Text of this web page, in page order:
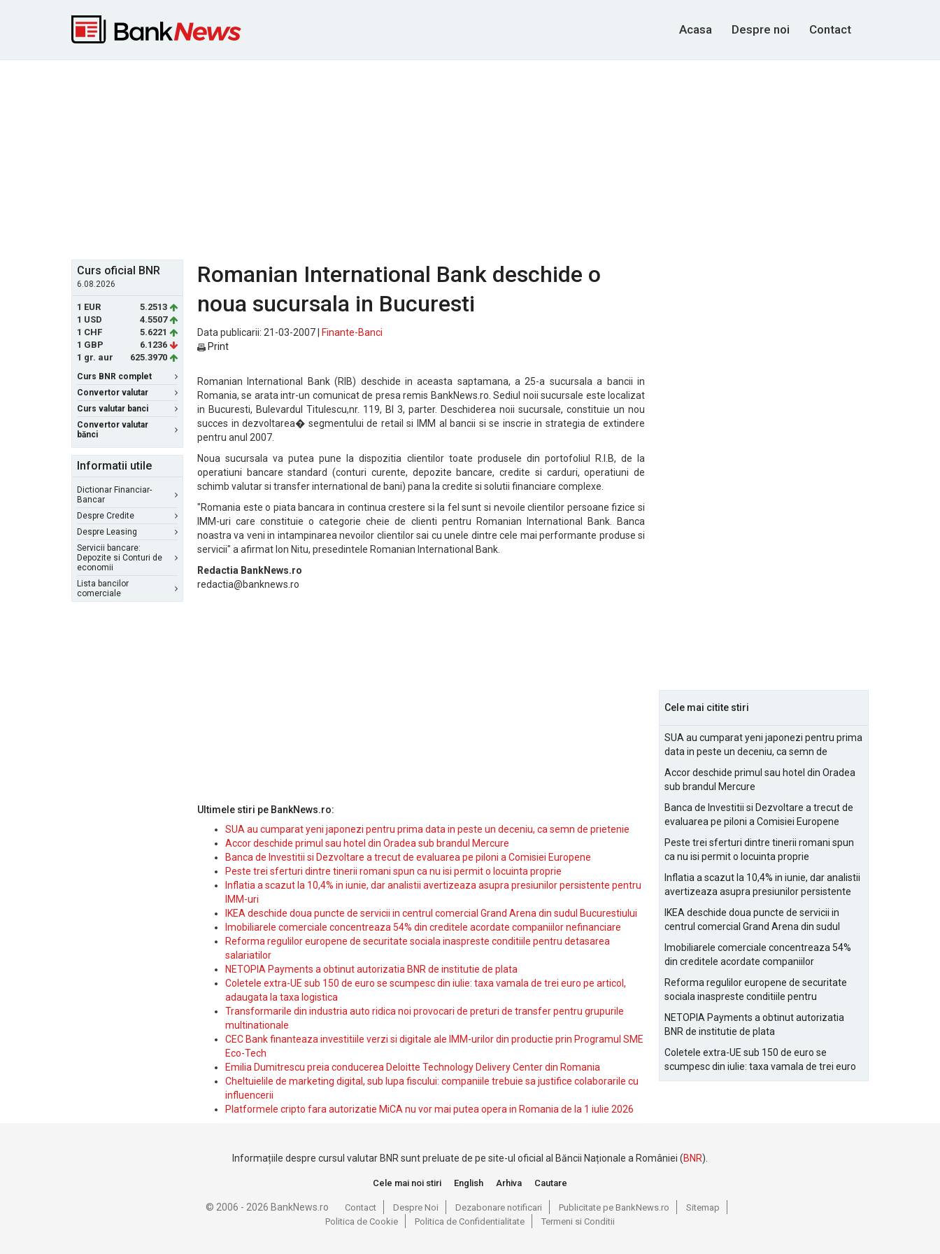
Acasa Despre noi Contact
Curs oficial BNR
6.08.2026
1 EUR
5.2513
1 USD
4.5507
1 CHF
5.6221
1 GBP
6.1236
1 gr. aur
625.3970
Curs BNR complet
Convertor valutar
Curs valutar banci
Convertor valutar
bănci
Informatii utile
Dictionar Financiar-
Bancar
Despre Credite
Despre Leasing
Servicii bancare:
Depozite si Conturi de
economii
Lista bancilor
comerciale
Romanian International Bank deschide o
noua sucursala in Bucuresti
Data publicarii: 21-03-2007 |
Finante-Banci
Print
Romanian International Bank (RIB) deschide in aceasta saptamana, a 25-a sucursala a bancii in
Romania, se arata intr-un comunicat de presa remis BankNews.ro. Sediul noii sucursale este localizat
in Bucuresti, Bulevardul Titulescu,nr. 119, Bl 3, parter. Deschiderea noii sucursale, constituie un nou
succes in dezvoltarea� segmentului de retail si IMM al bancii si se inscrie in strategia de extindere
pentru anul 2007.
Noua sucursala va putea pune la dispozitia clientilor toate produsele din portofoliul R.I.B, de la
operatiuni bancare standard (conturi curente, depozite bancare, credite si carduri, operatiuni de
schimb valutar si transfer international de bani) pana la credite si solutii financiare complexe.
"Romania este o piata bancara in continua crestere si la fel sunt si nevoile clientilor persoane fizice si
IMM-uri care constituie o categorie cheie de clienti pentru Romanian International Bank. Banca
noastra va veni in intampinarea nevoilor clientilor sai cu unele dintre cele mai performante produse si
servicii" a afirmat Ion Nitu, presedintele Romanian International Bank.
Redactia BankNews.ro
redactia@banknews.ro
Ultimele stiri pe BankNews.ro:
SUA au cumparat yeni japonezi pentru prima data in peste un deceniu, ca semn de prietenie
Accor deschide primul sau hotel din Oradea sub brandul Mercure
Banca de Investitii si Dezvoltare a trecut de evaluarea pe piloni a Comisiei Europene
Peste trei sferturi dintre tinerii romani spun ca nu isi permit o locuinta proprie
Inflatia a scazut la 10,4% in iunie, dar analistii avertizeaza asupra presiunilor persistente pentru
IMM-uri
IKEA deschide doua puncte de servicii in centrul comercial Grand Arena din sudul Bucurestiului
Imobiliarele comerciale concentreaza 54% din creditele acordate companiilor nefinanciare
Reforma regulilor europene de securitate sociala inaspreste conditiile pentru detasarea
salariatilor
NETOPIA Payments a obtinut autorizatia BNR de institutie de plata
Coletele extra-UE sub 150 de euro se scumpesc din iulie: taxa vamala de trei euro pe articol,
adaugata la taxa logistica
Transformarile din industria auto ridica noi provocari de preturi de transfer pentru grupurile
multinationale
CEC Bank finanteaza investitiile verzi si digitale ale IMM-urilor din productie prin Programul SME
Eco-Tech
Emilia Dumitrescu preia conducerea Deloitte Technology Delivery Center din Romania
Cheltuielile de marketing digital, sub lupa fiscului: companiile trebuie sa justifice colaborarile cu
influencerii
Platformele cripto fara autorizatie MiCA nu vor mai putea opera in Romania de la 1 iulie 2026
Cele mai citite stiri
SUA au cumparat yeni japonezi pentru prima
data in peste un deceniu, ca semn de
Accor deschide primul sau hotel din Oradea
sub brandul Mercure
Banca de Investitii si Dezvoltare a trecut de
evaluarea pe piloni a Comisiei Europene
Peste trei sferturi dintre tinerii romani spun
ca nu isi permit o locuinta proprie
Inflatia a scazut la 10,4% in iunie, dar analistii
avertizeaza asupra presiunilor persistente
IKEA deschide doua puncte de servicii in
centrul comercial Grand Arena din sudul
Imobiliarele comerciale concentreaza 54%
din creditele acordate companiilor
Reforma regulilor europene de securitate
sociala inaspreste conditiile pentru
NETOPIA Payments a obtinut autorizatia
BNR de institutie de plata
Coletele extra-UE sub 150 de euro se
scumpesc din iulie: taxa vamala de trei euro
pe articol, adaugata la taxa logistica
Informațiile despre cursul valutar BNR sunt preluate de pe site-ul oficial al Băncii Naționale a României (BNR).
Cele mai noi stiri English Arhiva Cautare
© 2006 - 2026 BankNews.ro Contact Despre Noi Dezabonare notificari Publicitate pe BankNews.ro
Sitemap
Politica de Cookie
Politica de Confidentialitate Termeni si Conditii